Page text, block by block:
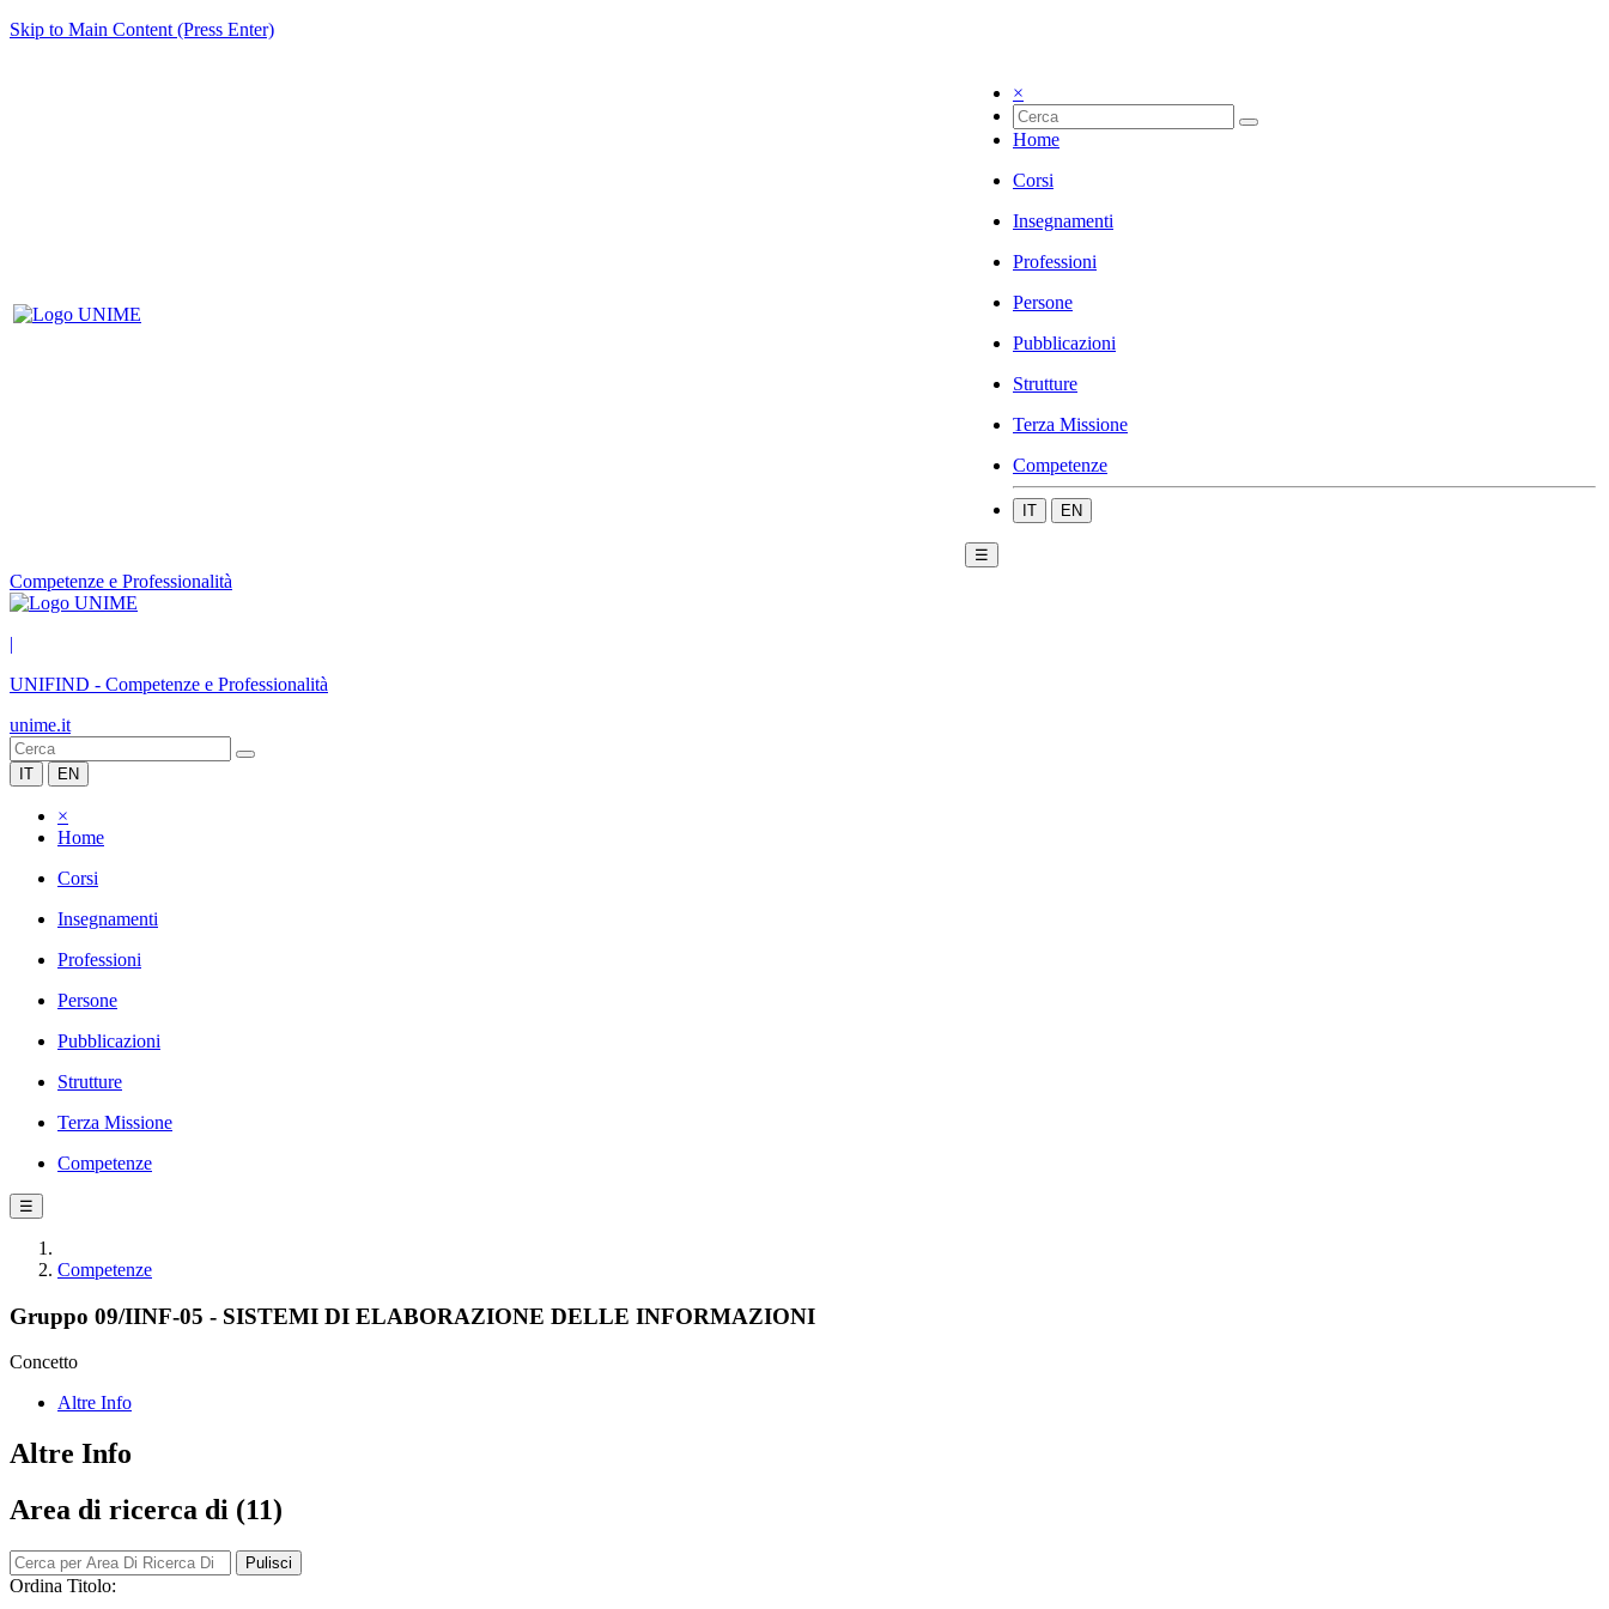
Skip to Main Content (Press Enter)
×
Home
Corsi
Insegnamenti
Professioni
Persone
Pubblicazioni
Strutture
Terza Missione
Competenze
IT EN
☰
Competenze e Professionalità
|
UNIFIND - Competenze e Professionalità
unime.it
IT EN
×
Home
Corsi
Insegnamenti
Professioni
Persone
Pubblicazioni
Strutture
Terza Missione
Competenze
☰
Competenze
Gruppo 09/IINF-05 - SISTEMI DI ELABORAZIONE DELLE INFORMAZIONI
Concetto
Altre Info
Altre Info
Area di ricerca di (11)
Pulisci
Ordina Titolo: